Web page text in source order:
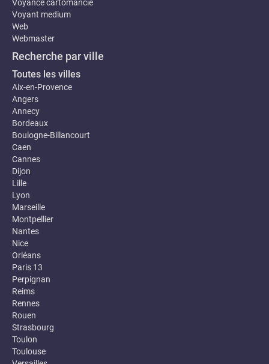
Voyance cartomancie
Voyant medium
Web
Webmaster
Recherche par ville
Toutes les villes
Aix-en-Provence
Angers
Annecy
Bordeaux
Boulogne-Billancourt
Caen
Cannes
Dijon
Lille
Lyon
Marseille
Montpellier
Nantes
Nice
Orléans
Paris 13
Perpignan
Reims
Rennes
Rouen
Strasbourg
Toulon
Toulouse